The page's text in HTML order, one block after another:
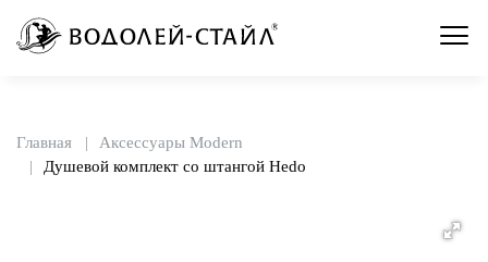
Главная
Аксессуары Modern
Душевой комплект со штангой Hedo